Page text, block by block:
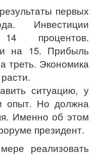
первых
Инвестиции
процентов.
на 15. Прибыль
треть. Экономика
ситуацию, у
опыт. Но должна
Именно об этом
президент.
реализовать